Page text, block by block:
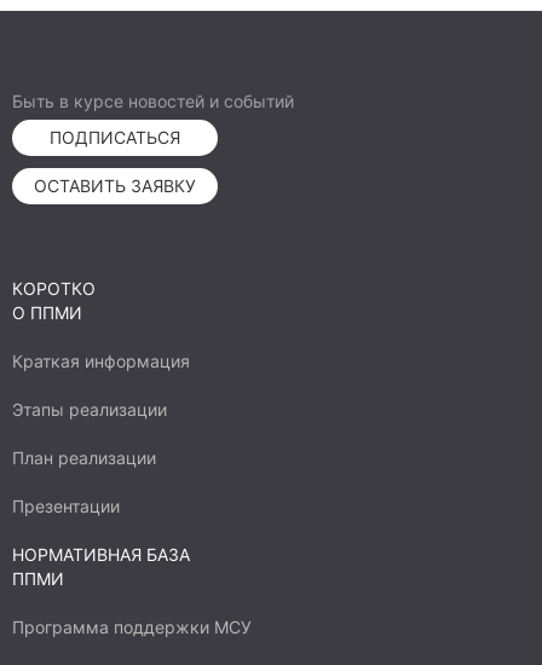
Быть в курсе новостей и событий
ПОДПИСАТЬСЯ
ОСТАВИТЬ ЗАЯВКУ
КОРОТКО
О ППМИ
Краткая информация
Этапы реализации
План реализации
Презентации
НОРМАТИВНАЯ БАЗА
ППМИ
Программа поддержки МСУ